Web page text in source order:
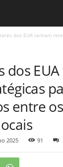
dos EUA tentam
dos
entre
2025 91